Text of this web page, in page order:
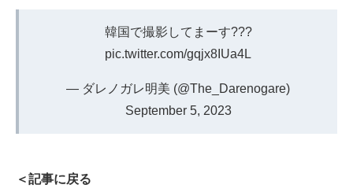
韓国で撮影してまーす???
pic.twitter.com/gqjx8IUa4L
— ダレノガレ明美 (@The_Darenogare)
September 5, 2023
＜記事に戻る